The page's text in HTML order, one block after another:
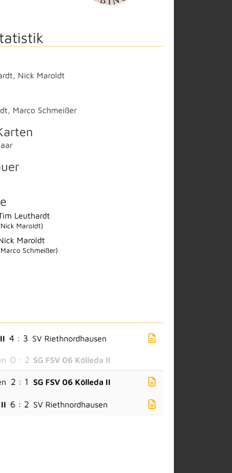
Nick Maroldt
Marco Schmeißer
Leuthardt
Maroldt)
Maroldt
Schmeißer)
4 : 3 SV Riethnordhausen
0 : 2 SG FSV 06 Kölleda II
2 : 1 SG FSV 06 Kölleda II
6 : 2 SV Riethnordhausen